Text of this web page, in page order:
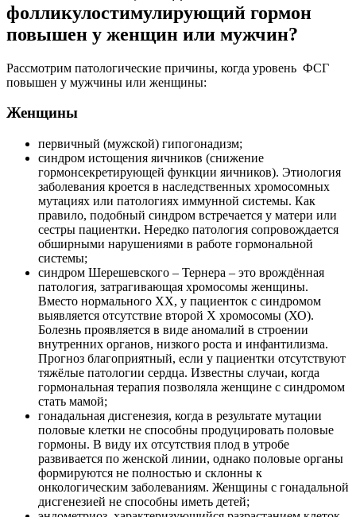
фолликулостимулирующий гормон
повышен у женщин или мужчин?
Рассмотрим патологические причины, когда уровень ФСГ
повышен у мужчины или женщины:
Женщины
первичный (мужской) гипогонадизм;
синдром истощения яичников (снижение
гормонсекретирующей функции яичников). Этиология
заболевания кроется в наследственных хромосомных
мутациях или патологиях иммунной системы. Как
правило, подобный синдром встречается у матери или
сестры пациентки. Нередко патология сопровождается
обширными нарушениями в работе гормональной
системы;
синдром Шерешевского – Тернера – это врождённая
патология, затрагивающая хромосомы женщины.
Вместо нормального ХХ, у пациенток с синдромом
выявляется отсутствие второй Х хромосомы (ХО).
Болезнь проявляется в виде аномалий в строении
внутренних органов, низкого роста и инфантилизма.
Прогноз благоприятный, если у пациентки отсутствуют
тяжёлые патологии сердца. Известны случаи, когда
гормональная терапия позволяла женщине с синдромом
стать мамой;
гонадальная дисгенезия, когда в результате мутации
половые клетки не способны продуцировать половые
гормоны. В виду их отсутствия плод в утробе
развивается по женской линии, однако половые органы
формируются не полностью и склонны к
онкологическим заболеваниям. Женщины с гонадальной
дисгенезией не способны иметь детей;